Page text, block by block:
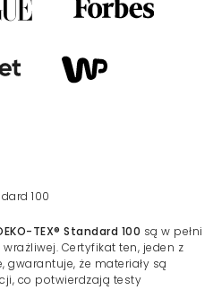
100
TEX® Standard 100 są w pełni
Certyfikat ten, jeden z
że materiały są
co potwierdzają testy